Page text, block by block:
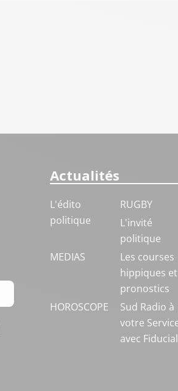
Actualités
L'édito
politique
RUGBY
L'invité
politique
MEDIAS
Les courses
hippiques et
pronostics
HOROSCOPE
Sud Radio à
votre
avec Fiducial